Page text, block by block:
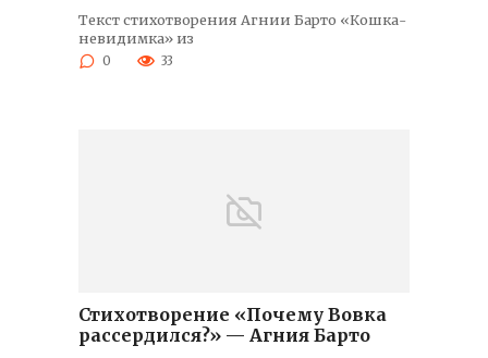
Текст стихотворения Агнии Барто «Кошка-
невидимка» из
0 33
Стихотворение «Почему Вовка
рассердился?» — Агния Барто